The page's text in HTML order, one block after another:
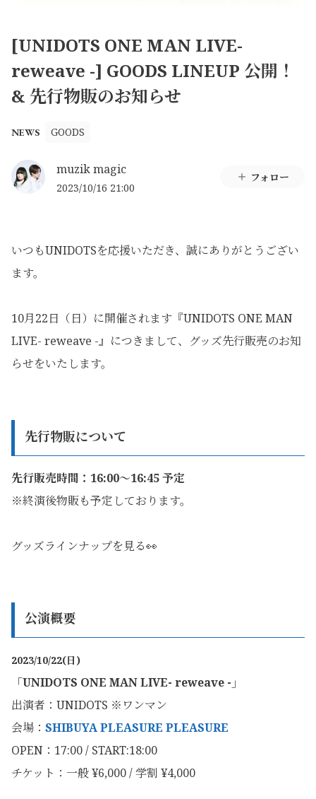
[UNIDOTS ONE MAN LIVE-
reweave -] GOODS LINEUP 公開！
& 先行物販のお知らせ
NEWS GOODS
muzik magic
2023/10/16 21:00
フォロー
いつもUNIDOTSを応援いただき、誠にありがとうござい
ます。
10月22日（日）に開催されます『UNIDOTS ONE MAN
LIVE- reweave -』につきまして、グッズ先行販売のお知
らせをいたします。
先行物販について
先行販売時間：16:00〜16:45 予定
※終演後物販も予定しております。
グッズラインナップを見る👀
公演概要
2023/10/22(日)
「UNIDOTS ONE MAN LIVE- reweave -」
出演者： UNIDOTS ※ワンマン
会場： SHIBUYA PLEASURE PLEASURE
OPEN：17:00 / START:18:00
チケット：一般 ¥6,000 / 学割 ¥4,000